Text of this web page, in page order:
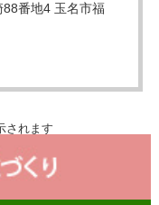
番地4 玉名市福
されます